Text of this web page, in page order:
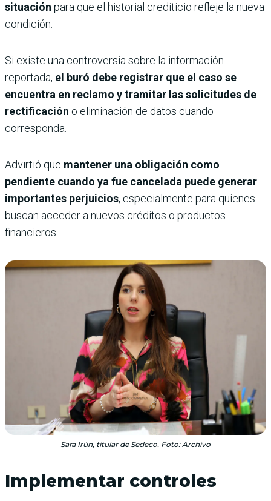
situación para que el historial crediticio refleje la nueva
condición.
Si existe una controversia sobre la información
reportada, el buró debe registrar que el caso se
encuentra en reclamo y tramitar las solicitudes de
rectificación o eliminación de datos cuando
corresponda.
Advirtió que mantener una obligación como
pendiente cuando ya fue cancelada puede generar
importantes perjuicios, especialmente para quienes
buscan acceder a nuevos créditos o productos
financieros.
Sara Irún, titular de Sedeco. Foto: Archivo
Implementar controles